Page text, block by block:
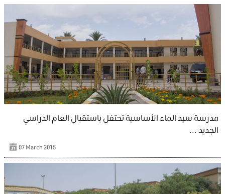
مدرسة سيد الماء الأساسية تحتفل باستقبال العام الدراسي
الجديد ...
07 March 2015